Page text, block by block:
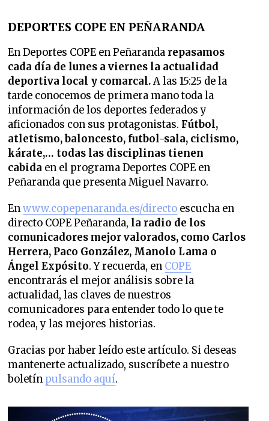
DEPORTES COPE EN PEÑARANDA
En Deportes COPE en Peñaranda repasamos
cada día de lunes a viernes la actualidad
deportiva local y comarcal.A las 15:25 de la
tarde conocemos de primera mano toda la
información de los deportes federados y
aficionados con sus protagonistas. Fútbol,
atletismo, baloncesto, futbol-sala, ciclismo,
kárate,… todas las disciplinas tienen
cabida en el programa Deportes COPE en
Peñaranda que presenta Miguel Navarro.
Enwww.copepenaranda.es/directo escucha en
directo COPE Peñaranda, la radio de los
comunicadores mejor valorados, como Carlos
Herrera, Paco González, Manolo Lama o
Ángel Expósito. Y recuerda, en COPE
encontrarás el mejor análisis sobre la
actualidad, las claves de nuestros
comunicadores para entender todo lo que te
rodea, y las mejores historias.
Gracias por haber leído este artículo. Si deseas
mantenerte actualizado, suscríbete a nuestro
boletín pulsando aquí.